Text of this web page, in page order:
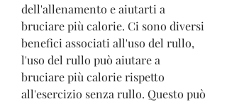
dell'allenamento e aiutarti a
bruciare più calorie. Ci sono diversi
benefici associati all'uso del rullo,
l'uso del rullo può aiutare a
bruciare più calorie rispetto
all'esercizio senza rullo. Questo può